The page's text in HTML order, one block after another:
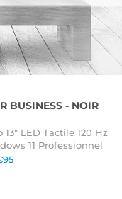
BUSINESS - NOIR
13" LED Tactile 120 Hz
11 Professionnel